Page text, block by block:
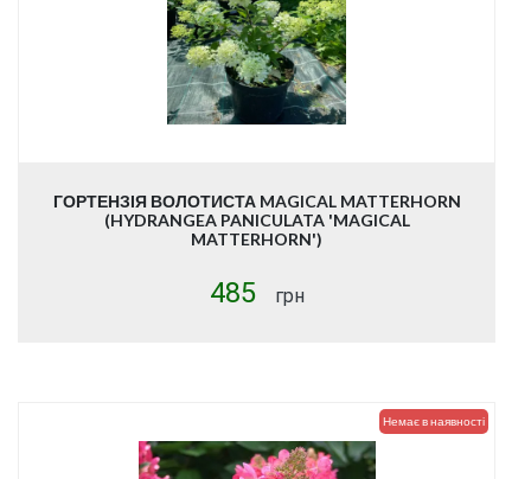
ГОРТЕНЗІЯ ВОЛОТИСТА MAGICAL MATTERHORN
(HYDRANGEA PANICULATA 'MAGICAL
MATTERHORN')
485 грн
Немає в наявності